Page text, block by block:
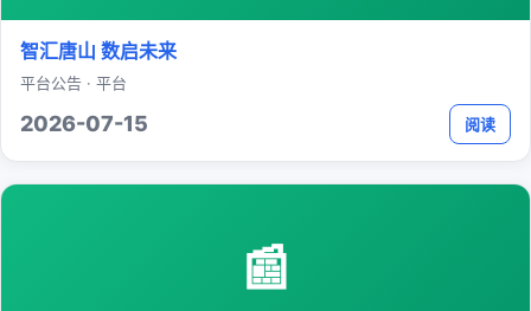
智汇唐山 数启未来
平台公告 · 平台
2026-07-15 阅读
📰